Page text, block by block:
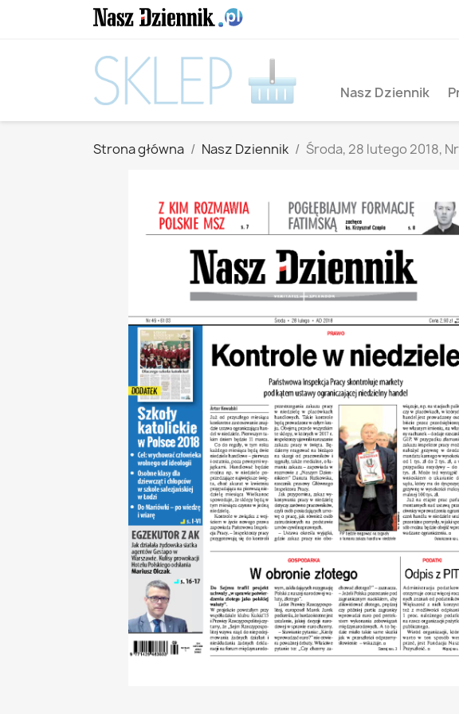
Nasz Dziennik
Strona główna Nasz Dziennik Środa, 28 lutego 2018,